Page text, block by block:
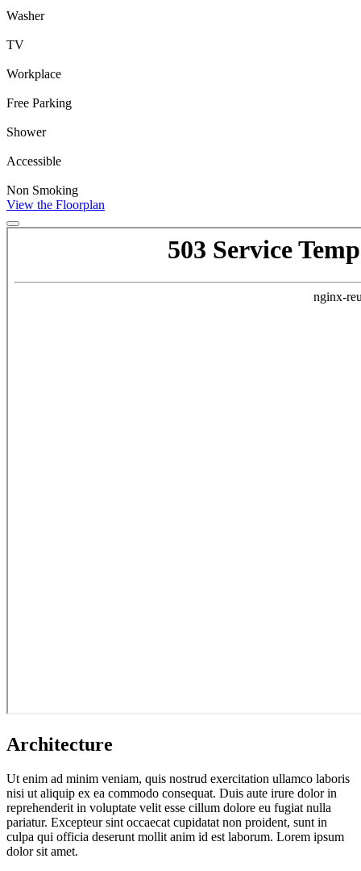
Washer
TV
Workplace
Free Parking
Shower
Accessible
Non Smoking
View the Floorplan
Architecture
Ut enim ad minim veniam, quis nostrud exercitation ullamco laboris
nisi ut aliquip ex ea commodo consequat. Duis aute irure dolor in
reprehenderit in voluptate velit esse cillum dolore eu fugiat nulla
pariatur. Excepteur sint occaecat cupidatat non proident, sunt in
culpa qui officia deserunt mollit anim id est laborum. Lorem ipsum
dolor sit amet.